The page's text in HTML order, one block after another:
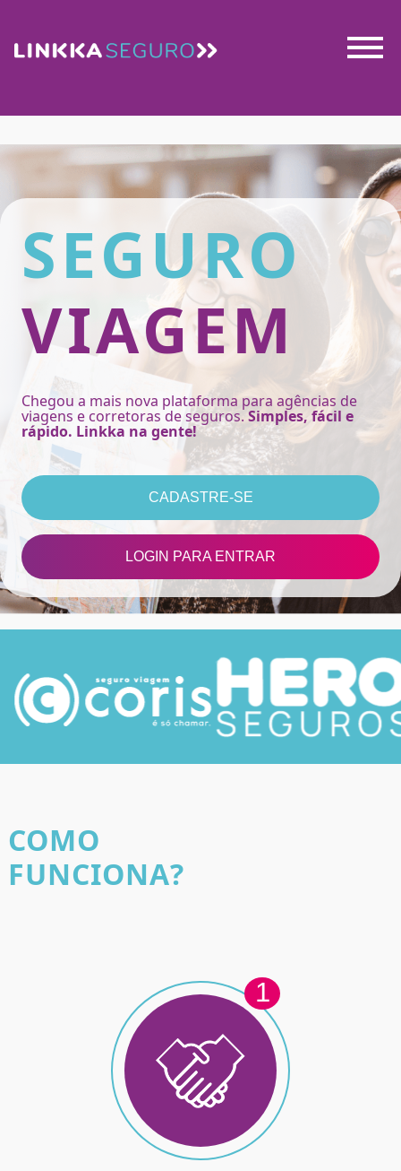
SEGURO
VIAGEM
Chegou a mais nova plataforma para agências de
viagens e corretoras de seguros.Simples, fácil e
rápido. Linkka na gente!
CADASTRE-SE
LOGIN PARA ENTRAR
COMO
FUNCIONA?
1